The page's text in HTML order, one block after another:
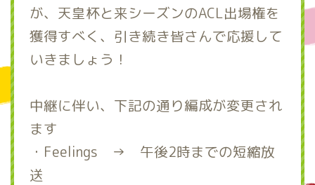
が、天皇杯と来シーズンのACL出場権を
獲得すべく、引き続き皆さんで応援して
いきましょう！
中継に伴い、下記の通り編成が変更され
ます
・Feelings → 午後2時までの短縮放
送